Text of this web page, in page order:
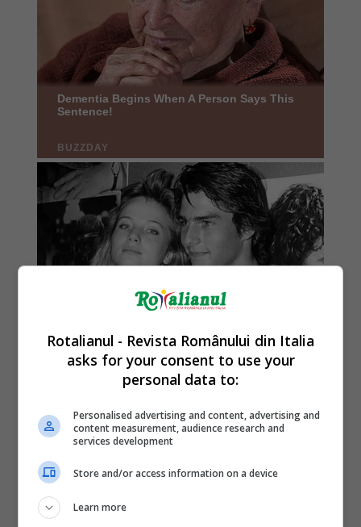
Rotalianul - Revista Românului din Italia
asks for your consent to use your
personal data to:
Personalised advertising and content, advertising and
content measurement, audience research and
services development
Store and/or access information on a device
Learn more